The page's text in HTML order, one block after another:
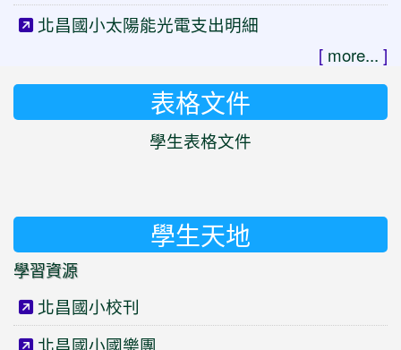
北昌國小太陽能光電支出明細
[ more... ]
表格文件
學生表格文件
學生天地
學習資源
北昌國小校刊
北昌國小國樂團